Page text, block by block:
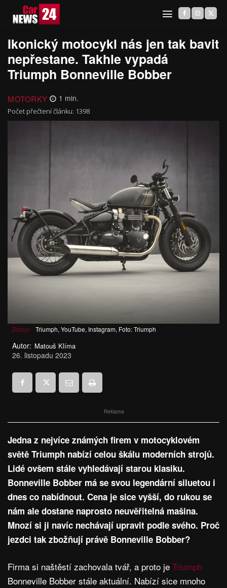
Ikonický motocykl nás jen tak bavit
nepřestane. Takhle vypadá
Triumph Bonneville Bobber
MOTORKY 1 min.
Počet přečtení článku: 1398
Zdroje: Triumph, YouTube, Instagram, Foto: Triumph
Autor: Matouš Klíma
26. listopadu 2023
Reklama
Jedna z nejvíce známých firem v motocyklovém
světě Triumph nabízí celou škálu moderních strojů.
Lidé ovšem stále vyhledávají starou klasiku.
Bonneville Bobber má se svou legendární siluetou i
dnes co nabídnout. Cena je sice vyšší, do rukou se
nám ale dostane naprosto neuvěřitelná mašina.
Mnozí si ji navíc nechávají upravit podle svého. Proč
jezdci tak zbožňují právě Bonneville Bobber?
Firma si naštěstí zachovala tvář, a proto je Triumph
Bonneville Bobber stále aktuální. Nabízí sice mnoho